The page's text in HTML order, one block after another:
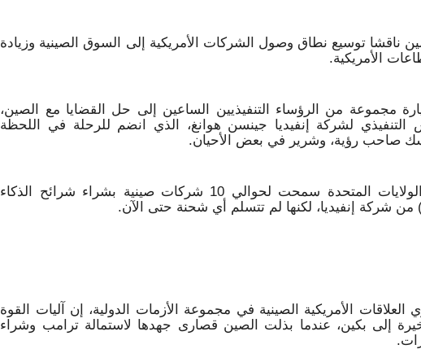
ناقشا توسيع نطاق وصول الشركات الأمريكية إلى السوق الصينية وزيادة
الأمريكية.
مجموعة من الرؤساء التنفيذيين الساعين إلى حل القضايا مع الصين،
التنفيذي لشركة إنفيديا جينسن هوانغ، الذي انضم للرحلة في اللحظة
صاحب رؤية، وشرير في بعض الأحيان.
وأفادت رويترز حصريا بأن الولايات المتحدة سمحت لحوالي 10 شركات صينية بشراء شرائح الذكاء
الأمريكية الصينية في مجموعة الأزمات الدولية، إن آليات القوة
إلى بكين، عندما بذلت الصين قصارى جهدها لاستمالة ترامب وشراء